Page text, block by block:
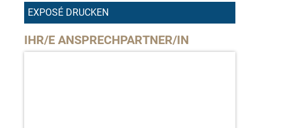
EXPOSÉ DRUCKEN
IHR/E ANSPRECHPARTNER/IN